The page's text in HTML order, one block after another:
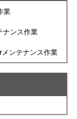
業
ナンス作業
ンテナンス作業